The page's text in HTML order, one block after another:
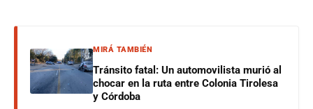
MIRÁ TAMBIÉN
Tránsito fatal: Un automovilista murió al
chocar en la ruta entre Colonia Tirolesa
y Córdoba